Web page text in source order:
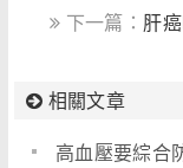
下一篇： 肝
相關文章
高血壓要綜合